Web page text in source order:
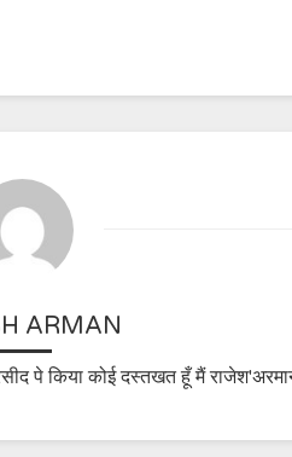
ARMAN
पे किया कोई दस्तखत हूँ मैं